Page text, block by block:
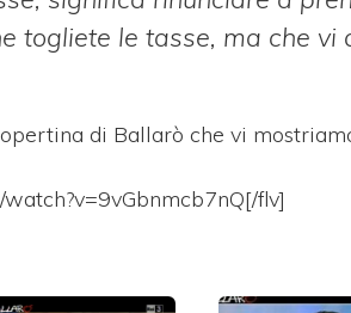
togliete le tasse, ma che
di Ballarò che vi
flv]